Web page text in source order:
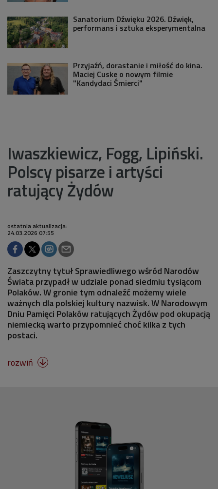
Sanatorium Dźwięku 2026. Dźwięk,
performans i sztuka eksperymentalna
Przyjaźń, dorastanie i miłość do kina.
Maciej Cuske o nowym filmie
"Kandydaci Śmierci"
Iwaszkiewicz, Fogg, Lipiński.
Polscy pisarze i artyści
ratujący Żydów
ostatnia aktualizacja:
24.03.2026 07:55
Zaszczytny tytuł Sprawiedliwego wśród Narodów
Świata przypadł w udziale ponad siedmiu tysiącom
Polaków. W gronie tym odnaleźć możemy wiele
ważnych dla polskiej kultury nazwisk. W Narodowym
Dniu Pamięci Polaków ratujących Żydów pod okupacją
niemiecką warto przypomnieć choć kilka z tych
postaci.
rozwiń 